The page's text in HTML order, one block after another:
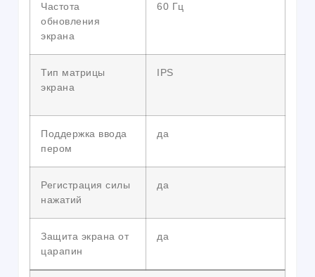
Частота
обновления
экрана
60 Гц
Тип матрицы
экрана
IPS
Поддержка ввода
пером
да
Регистрация силы
нажатий
да
Защита экрана от
царапин
да